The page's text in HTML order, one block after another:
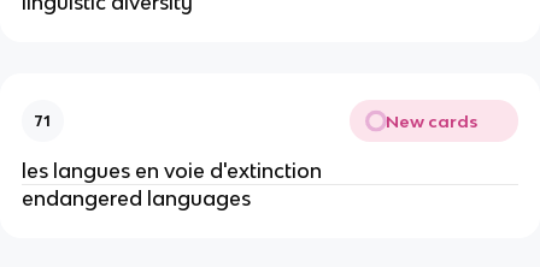
71 New cards
les langues en voie d'extinction
endangered languages